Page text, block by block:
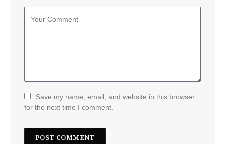
Save my name, email, and website in this browser
for the next time I comment.